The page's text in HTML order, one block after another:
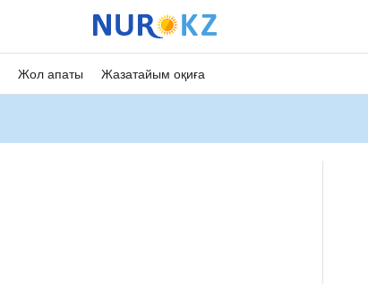
Жол апаты Жазатайым оқиға